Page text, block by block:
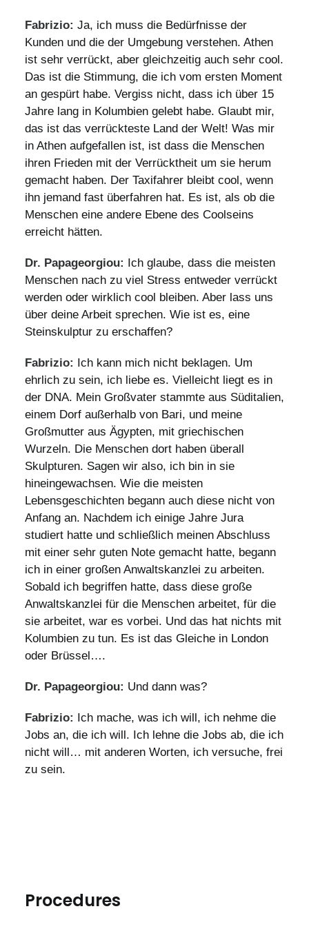
Fabrizio: Ja, ich muss die Bedürfnisse der
Kunden und die der Umgebung verstehen. Athen
ist sehr verrückt, aber gleichzeitig auch sehr cool.
Das ist die Stimmung, die ich vom ersten Moment
an gespürt habe. Vergiss nicht, dass ich über 15
Jahre lang in Kolumbien gelebt habe. Glaubt mir,
das ist das verrückteste Land der Welt! Was mir
in Athen aufgefallen ist, ist dass die Menschen
ihren Frieden mit der Verrücktheit um sie herum
gemacht haben. Der Taxifahrer bleibt cool, wenn
ihn jemand fast überfahren hat. Es ist, als ob die
Menschen eine andere Ebene des Coolseins
erreicht hätten.
Dr. Papageorgiou: Ich glaube, dass die meisten
Menschen nach zu viel Stress entweder verrückt
werden oder wirklich cool bleiben. Aber lass uns
über deine Arbeit sprechen. Wie ist es, eine
Steinskulptur zu erschaffen?
Fabrizio: Ich kann mich nicht beklagen. Um
ehrlich zu sein, ich liebe es. Vielleicht liegt es in
der DNA. Mein Großvater stammte aus Süditalien,
einem Dorf außerhalb von Bari, und meine
Großmutter aus Ägypten, mit griechischen
Wurzeln. Die Menschen dort haben überall
Skulpturen. Sagen wir also, ich bin in sie
hineingewachsen. Wie die meisten
Lebensgeschichten begann auch diese nicht von
Anfang an. Nachdem ich einige Jahre Jura
studiert hatte und schließlich meinen Abschluss
mit einer sehr guten Note gemacht hatte, begann
ich in einer großen Anwaltskanzlei zu arbeiten.
Sobald ich begriffen hatte, dass diese große
Anwaltskanzlei für die Menschen arbeitet, für die
sie arbeitet, war es vorbei. Und das hat nichts mit
Kolumbien zu tun. Es ist das Gleiche in London
oder Brüssel….
Dr. Papageorgiou: Und dann was?
Fabrizio: Ich mache, was ich will, ich nehme die
Jobs an, die ich will. Ich lehne die Jobs ab, die ich
nicht will… mit anderen Worten, ich versuche, frei
zu sein.
Procedures